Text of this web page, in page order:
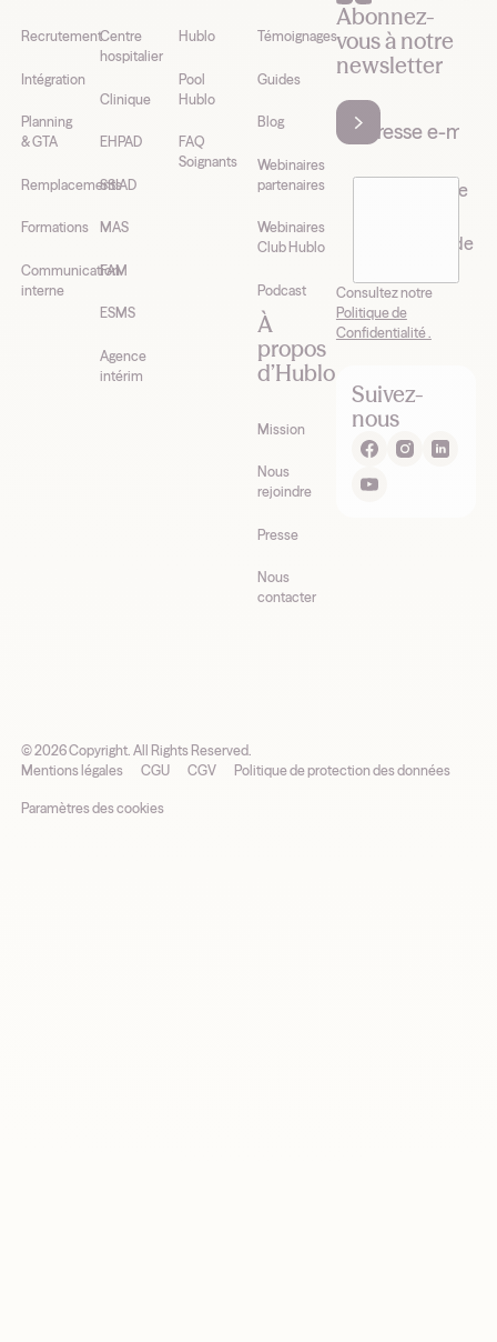
Recrutement
Intégration
Planning
& GTA
Remplacements
Formations
Communication
interne
Centre
hospitalier
Clinique
EHPAD
SSIAD
MAS
FAM
ESMS
Agence
intérim
Hublo
Pool
Hublo
FAQ
Soignants
Témoignages
Guides
Blog
Webinaires
partenaires
Webinaires
Club Hublo
Podcast
À
propos
d’Hublo
Mission
Nous
rejoindre
Presse
Nous
contacter
Abonnez-
vous à notre
newsletter
J’accepte de
newsletter de
Consultez notre
Politique de
Confidentialité .
Suivez-
nous
©2026Copyright. All Rights Reserved.
Mentions légales
CGU CGV Politique de protection des données
Paramètres des cookies